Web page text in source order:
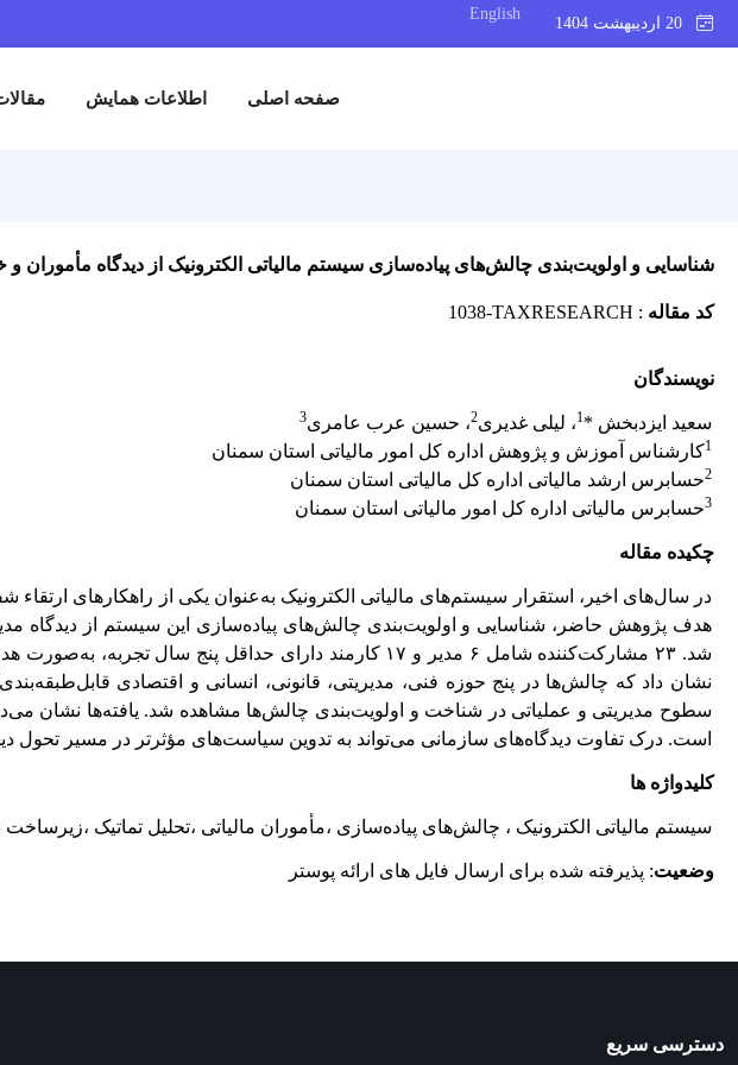
English
صفحه اصلی اطلاعات همایش
شناسایی و اولویت‌بندی چالش‌های پیاده‌سازی سیستم مالیاتی الکترونیک از دیدگاه مأموران و
کد مقاله :
1038-TAXRESEARCH
نویسندگان
سعید ایزدبخش *1، لیلی غدیری2، حسین عرب عامری3
1کارشناس آموزش و پژوهش اداره کل امور مالیاتی استان سمنان
2حسابرس ارشد مالیاتی اداره کل مالیاتی استان سمنان
3حسابرس مالیاتی اداره کل امور مالیاتی استان سمنان
چکیده مقاله
در سال‌های اخیر، استقرار سیستم‌های مالیاتی الکترونیک به‌عنوان یکی از راهکارهای ارتقاء
هدف پژوهش حاضر، شناسایی و اولویت‌بندی چالش‌های پیاده‌سازی این سیستم از دیدگاه
شد. ۲۳ مشارکت‌کننده شامل ۶ مدیر و ۱۷ کارمند دارای حداقل
نشان داد که چالش‌ها در پنج حوزه فنی، مدیریتی، قانونی، انسانی و اقتصادی
سطوح مدیریتی و عملیاتی در شناخت و اولویت‌بندی چالش‌ها مشاهده شد. یافته‌ها نشان
است. درک تفاوت دیدگاه‌های سازمانی می‌تواند به تدوین سیاست‌های مؤثرتر در مسیر تحول
کلیدواژه ها
سیستم مالیاتی الکترونیک ، چالش‌های پیاده‌سازی ،مأموران مالیاتی ،تحلیل تماتیک ،زیرساخت
وضعیت: پذیرفته شده برای ارسال فایل های ارائه پوستر
دسترسی سریع